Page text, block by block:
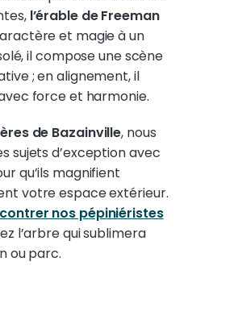
l’érable de Freeman
et magie à un
il compose une scène
; en alignement, il
force et harmonie.
de Bazainville, nous
sujets d’exception avec
qu’ils magnifient
votre espace extérieur.
nos pépiniéristes
l’arbre qui sublimera
ou parc.